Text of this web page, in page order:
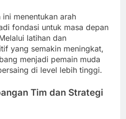
menentukan arah
fondasi untuk masa depan
latihan dan
yang semakin meningkat,
menjadi pemain muda
di level lebih tinggi.
Tim dan Strategi